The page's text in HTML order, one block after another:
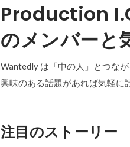
Production
のメンバーと
Wantedly は「中の人」とつなが
興味のある話題があれば気軽に
注目のストーリー